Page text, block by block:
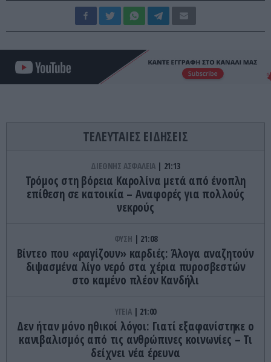
ΤΕΛΕΥΤΑΙΕΣ ΕΙΔΗΣΕΙΣ
ΔΙΕΘΝΗΣ ΑΣΦΑΛΕΙΑ 21:13
Τρόμος στη βόρεια Καρολίνα μετά από ένοπλη
επίθεση σε κατοικία – Αναφορές για πολλούς
νεκρούς
ΦΥΣΗ 21:08
Βίντεο που «ραγίζουν» καρδιές: Άλογα αναζητούν
διψασμένα λίγο νερό στα χέρια πυροσβεστών
στο καμένο πλέον Κανδήλι
ΥΓΕΙΑ 21:00
Δεν ήταν μόνο ηθικοί λόγοι: Γιατί εξαφανίστηκε ο
κανιβαλισμός από τις ανθρώπινες κοινωνίες – Τι
δείχνει νέα έρευνα